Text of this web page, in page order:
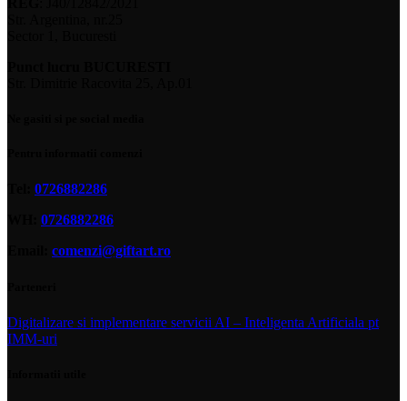
0726882286
0726882286
comenzi@giftart.ro
Digitalizare si implementare servicii AI – Inteligenta Artificiala pt
IMM-uri